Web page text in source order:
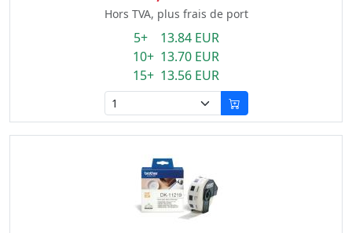
Hors TVA, plus frais de port
5+ 13.84 EUR
10+ 13.70 EUR
15+ 13.56 EUR